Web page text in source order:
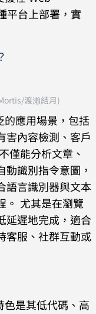
台上部署，實
渡瀨結月)
應用場景，包括
害內容檢測、客戶
僅能分析文章、
識別指令意圖，
語言識別器與文本
。 尤其是在瀏覽
延遲地完成，適合
客服、社群互動或
是其低代碼、高